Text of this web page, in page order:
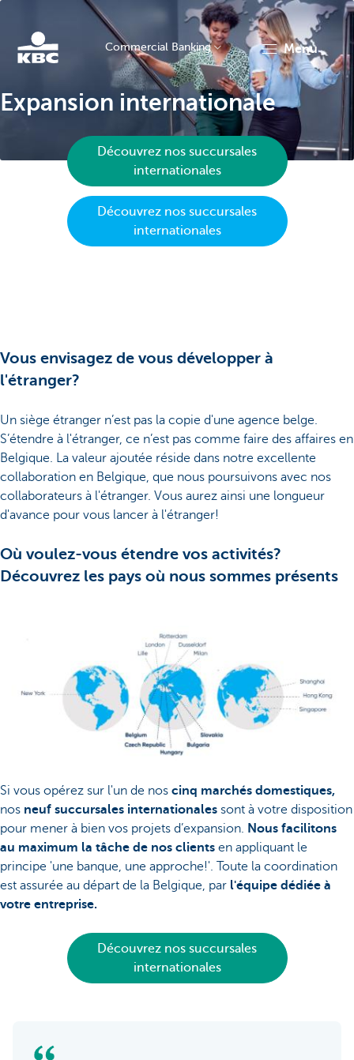
Commercial Banking menu
Expansion internationale
Découvrez nos succursales
internationales
Découvrez nos succursales
internationales
Vous envisagez de vous développer à
l'étranger?
Un siège étranger n’est pas la copie d'une agence belge.
S’étendre à l'étranger, ce n’est pas comme faire des affaires en
Belgique. La valeur ajoutée réside dans notre excellente
collaboration en Belgique, que nous poursuivons avec nos
collaborateurs à l'étranger. Vous aurez ainsi une longueur
d'avance pour vous lancer à l'étranger!
Où voulez-vous étendre vos activités?
Découvrez les pays où nous sommes présents
Si vous opérez sur l'un de nos cinq marchés domestiques,
nos neuf succursales internationales sont à votre disposition
pour mener à bien vos projets d’expansion. Nous facilitons
au maximum la tâche de nos clients en appliquant le
principe 'une banque, une approche!'. Toute la coordination
est assurée au départ de la Belgique, par l'équipe dédiée à
votre entreprise.
Découvrez nos succursales
internationales